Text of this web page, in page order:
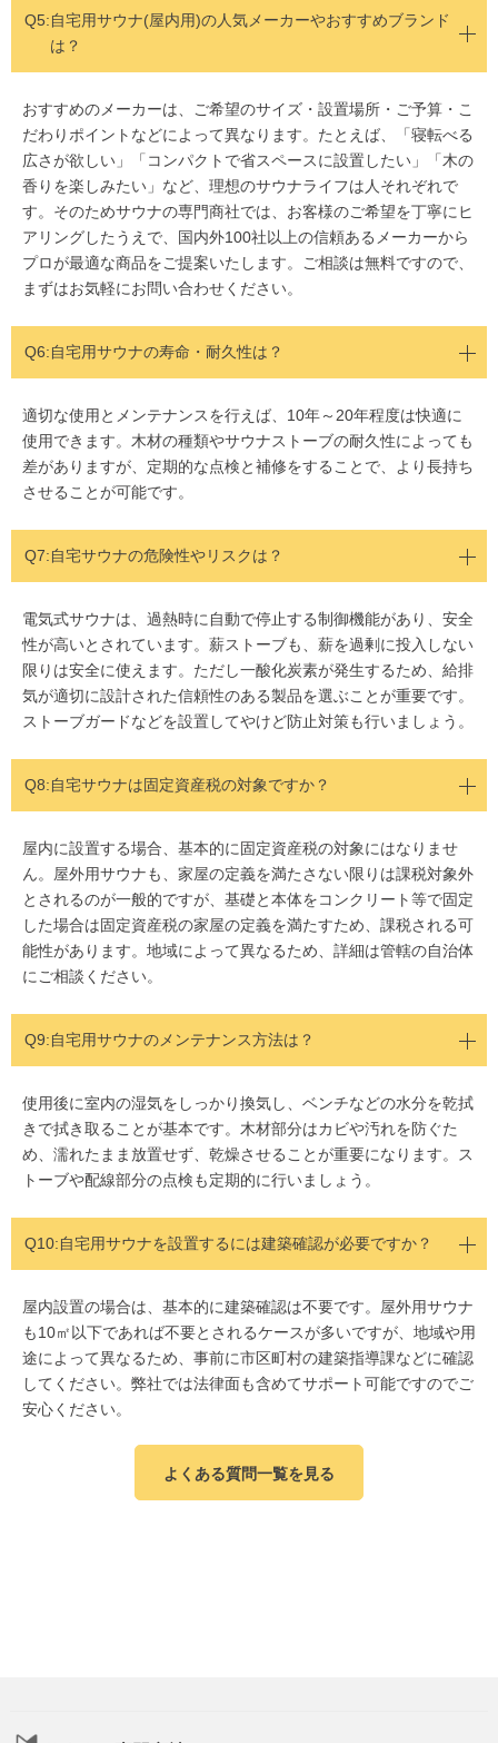
Q5:自宅用サウナ(屋内用)の人気メーカーやおすすめブランド
は？
おすすめのメーカーは、ご希望のサイズ・設置場所・ご予算・こ
だわりポイントなどによって異なります。たとえば、「寝転べる
広さが欲しい」「コンパクトで省スペースに設置したい」「木の
香りを楽しみたい」など、理想のサウナライフは人それぞれで
す。そのためサウナの専門商社では、お客様のご希望を丁寧にヒ
アリングしたうえで、国内外100社以上の信頼あるメーカーから
プロが最適な商品をご提案いたします。ご相談は無料ですので、
まずはお気軽にお問い合わせください。
Q6:自宅用サウナの寿命・耐久性は？
適切な使用とメンテナンスを行えば、10年～20年程度は快適に
使用できます。木材の種類やサウナストーブの耐久性によっても
差がありますが、定期的な点検と補修をすることで、より長持ち
させることが可能です。
Q7:自宅サウナの危険性やリスクは？
電気式サウナは、過熱時に自動で停止する制御機能があり、安全
性が高いとされています。薪ストーブも、薪を過剰に投入しない
限りは安全に使えます。ただし一酸化炭素が発生するため、給排
気が適切に設計された信頼性のある製品を選ぶことが重要です。
ストーブガードなどを設置してやけど防止対策も行いましょう。
Q8:自宅サウナは固定資産税の対象ですか？
屋内に設置する場合、基本的に固定資産税の対象にはなりませ
ん。屋外用サウナも、家屋の定義を満たさない限りは課税対象外
とされるのが一般的ですが、基礎と本体をコンクリート等で固定
した場合は固定資産税の家屋の定義を満たすため、課税される可
能性があります。地域によって異なるため、詳細は管轄の自治体
にご相談ください。
Q9:自宅用サウナのメンテナンス方法は？
使用後に室内の湿気をしっかり換気し、ベンチなどの水分を乾拭
きで拭き取ることが基本です。木材部分はカビや汚れを防ぐた
め、濡れたまま放置せず、乾燥させることが重要になります。ス
トーブや配線部分の点検も定期的に行いましょう。
Q10:自宅用サウナを設置するには建築確認が必要ですか？
屋内設置の場合は、基本的に建築確認は不要です。屋外用サウナ
も10㎡以下であれば不要とされるケースが多いですが、地域や用
途によって異なるため、事前に市区町村の建築指導課などに確認
してください。弊社では法律面も含めてサポート可能ですのでご
安心ください。
よくある質問一覧を見る